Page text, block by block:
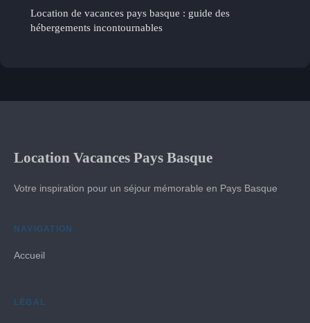
Location de vacances pays basque : guide des
hébergements incontournables
Location Vacances Pays Basque
Votre inspiration pour un séjour mémorable en Pays Basque
NAVIGATION
Accueil
LÉGAL